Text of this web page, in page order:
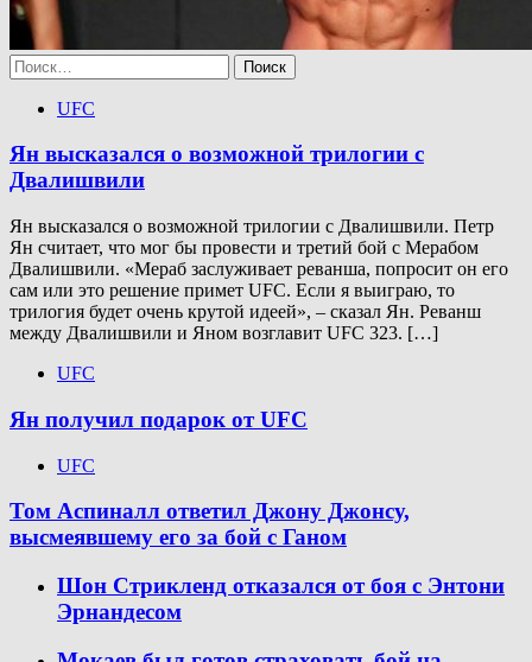
Найти:
UFC
Ян высказался о возможной трилогии с
Двалишвили
Ян высказался о возможной трилогии с Двалишвили. Петр
Ян считает, что мог бы провести и третий бой с Мерабом
Двалишвили. «Мераб заслуживает реванша, попросит он его
сам или это решение примет UFC. Если я выиграю, то
трилогия будет очень крутой идеей», – сказал Ян. Реванш
между Двалишвили и Яном возглавит UFC 323. […]
UFC
Ян получил подарок от UFC
UFC
Том Аспиналл ответил Джону Джонсу,
высмеявшему его за бой с Ганом
Шон Стрикленд отказался от боя с Энтони
Эрнандесом